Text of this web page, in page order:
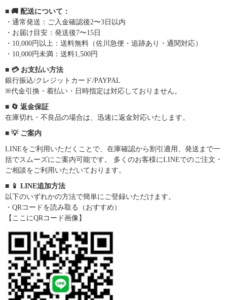
■ 🚚 配送について：
・通常発送：ご入金確認後2〜3日以内
・お届け目安：発送後7〜15日
・10,000円以上：送料無料（佐川急便・追跡あり・通関対応）
・10,000円未満：送料1,500円
■ 💳 お支払い方法
銀行振込/クレジットカード/PAYPAL
※代金引換・着払い・日時指定は対応しておりません。
■ 🔄 返金保証
在庫切れ・不良品の場合は、迅速に返金対応いたします。
■ 💡 ご案内
LINEをご利用いただくことで、在庫確認から割引適用、発送まで一
括でスムーズにご案内可能です。 多くのお客様にLINEでのご注文・
ご相談をご利用いただいております。
■ 📱 LINE追加方法
以下のいずれかの方法で簡単にご登録いただけます。
・QRコードを読み取る（おすすめ）
【ここにQRコード画像】